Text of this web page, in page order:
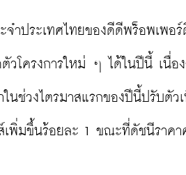
จำประเทศไทยของดีดีพร็อพเพ
วโครงการใหม่ ๆ ได้ในปีนี้ เนื่
ในช่วงไตรมาสแรกของปีนี้ปรับตั
เพิ่มขึ้นร้อยละ 1 ขณะที่ดัชนีราคา